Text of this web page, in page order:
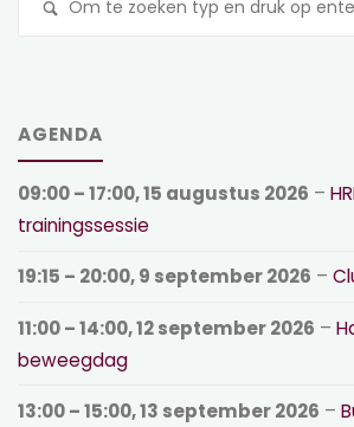
AGENDA
09:00– 17:00,15 augustus 2026 –
trainingssessie
19:15 – 20:00,9 september 2026 –
11:00– 14:00,12 september 2026 –
beweegdag
13:00– 15:00,13 september 2026 –